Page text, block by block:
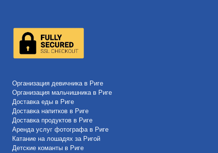
Организация девичника в Риге
Организация мальчишника в Риге
Доставка еды в Риге
Доставка напитков в Риге
Доставка продуктов в Риге
Аренда услуг фотографа в Риге
Катание на лошадях за Ригой
Детские команты в Риге